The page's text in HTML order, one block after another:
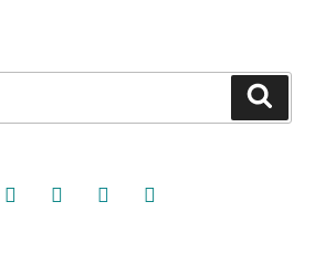
mastodoninstagramthreads goodreads